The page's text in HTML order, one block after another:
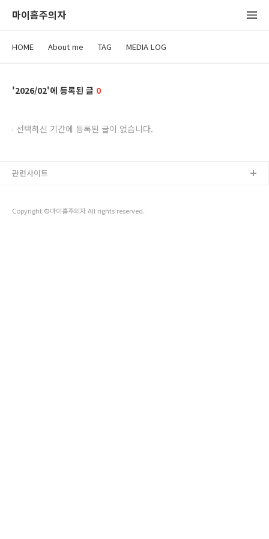
마이홈주의자
HOME About me TAG MEDIA LOG
2026/02 0
선택하신 기간에 등록된 글이 없습니다.
Copyright ©마이홈주의자 All rights reserved.
관련사이트